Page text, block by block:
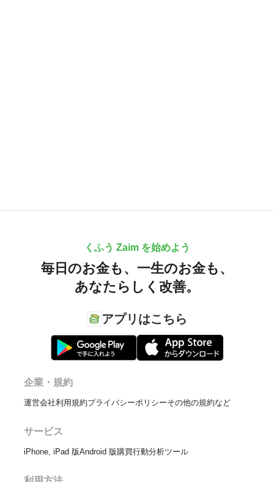
くふう Zaim を始めよう
毎日のお金も、 一生のお金も、
あなたらしく改善。
アプリはこちら
企業・規約
運営会社利用規約プライバシーポリシーその他の規約など
サービス
iPhone, iPad 版Android 版購買行動分析ツール